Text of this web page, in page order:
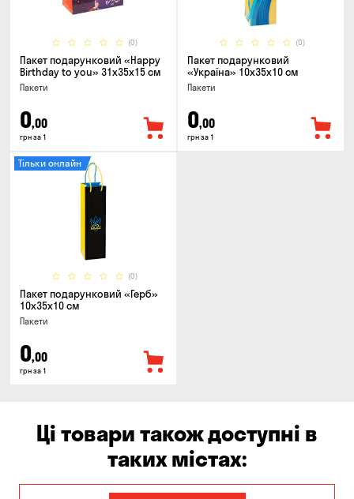
(0)
Пакет подарунковий «Happy
Birthday to you» 31x35x15 cм
Пакети
0,00
грн за 1
(0)
Пакет подарунковий
«Україна» 10x35x10 см
Пакети
0,00
грн за 1
(0)
Тільки онлайн
Пакет подарунковий «Герб»
10x35x10 см
Пакети
0,00
грн за 1
Ці товари також доступні в
таких містах: